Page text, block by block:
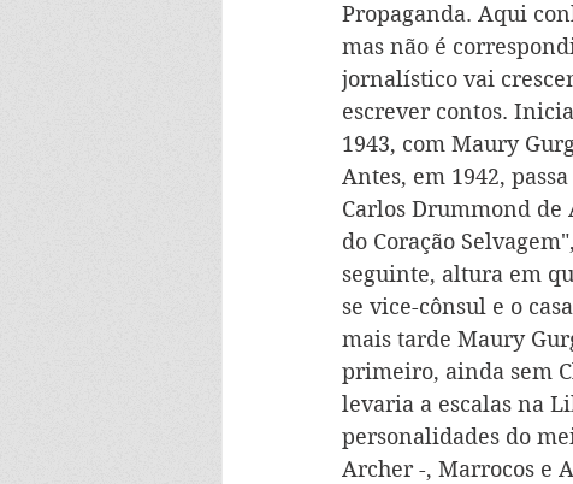
Propaganda. Aqui
mas não é
jornalístico vai
escrever contos.
1943, com Maury
Antes, em 1942,
Carlos Drummond
do Coração
seguinte, altura em
se vice-cônsul e o
mais tarde Maury
primeiro, ainda sem
levaria a escalas na
personalidades do
Archer -, Marrocos e